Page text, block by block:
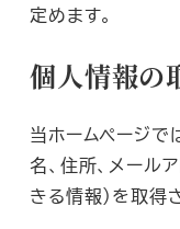
定めます。
個人情報の
当ホームページで
名、住所、メール
きる情報）を取得